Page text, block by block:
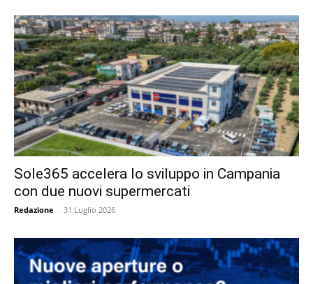
Sole365 accelera lo sviluppo in Campania
con due nuovi supermercati
Redazione - 31 Luglio 2026